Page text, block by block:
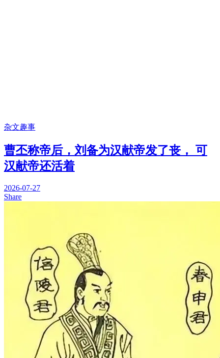
杂文趣事
曹丕称帝后，刘备为汉献帝发了丧， 可
汉献帝还活着
2026-07-27
Share